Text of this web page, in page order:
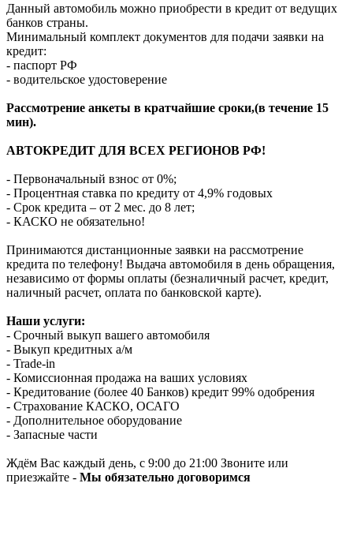
Данный автомобиль можно приобрести в кредит от ведущих
банков страны.
Минимальный комплект документов для подачи заявки на
кредит:
- паспорт РФ
- водительское удостоверение
Рассмотрение анкеты в кратчайшие сроки,(в течение 15
мин).
АВТОКРЕДИТ ДЛЯ ВСЕХ РЕГИОНОВ РФ!
- Первоначальный взнос от 0%;
- Процентная ставка по кредиту от 4,9% годовых
- Срок кредита – от 2 мес. до 8 лет;
- КАСКО не обязательно!
Принимаются дистанционные заявки на рассмотрение
кредита по телефону! Выдача автомобиля в день обращения,
независимо от формы оплаты (безналичный расчет, кредит,
наличный расчет, оплата по банковской карте).
Наши услуги:
- Срочный выкуп вашего автомобиля
- Выкуп кредитных а/м
- Trade-in
- Комиссионная продажа на ваших условиях
- Кредитование (более 40 Банков) кредит 99% одобрения
- Страхование КАСКО, ОСАГО
- Дополнительное оборудование
- Запасные части
Ждём Вас каждый день, с 9:00 до 21:00 Звоните или
приезжайте - Мы обязательно договоримся